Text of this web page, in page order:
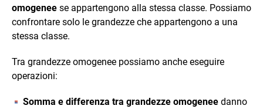
omogenee se appartengono alla stessa classe. Possiamo
confrontare solo le grandezze che appartengono a una
stessa classe.
Tra grandezze omogenee possiamo anche eseguire
operazioni:
Somma e differenza tra grandezze omogenee danno